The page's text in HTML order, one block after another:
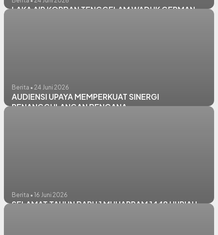
LAKA AIR KORBAN TENGGELAM WADUK GERMAN
Berita • 24 Juni 2026
AUDIENSI UPAYA MEMPERKUAT SINERGI
PENANGGULANGAN BENCANA
Berita • 16 Juni 2026
SELAMAT TAHUN BARU 1 MUHARRAM 1448 HIJRIAH